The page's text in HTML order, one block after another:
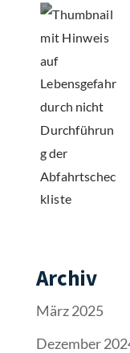
Archiv
März 2025
Dezember